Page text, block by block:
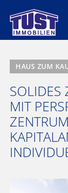
Inhalt
springen
HAUS ZUM
SOLIDES
MIT